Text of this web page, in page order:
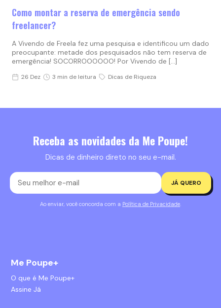
Como montar a reserva de emergência sendo
freelancer?
A Vivendo de Freela fez uma pesquisa e identificou um dado
preocupante: metade dos pesquisados não tem reserva de
emergência! SOCORROOOOOO! Por Vivendo de […]
26 Dez 3 min de leitura Dicas de Riqueza
Receba as novidades da Me Poupe!
Dicas de dinheiro direto no seu e-mail.
JÁ QUERO
Ao enviar, você concorda com a Política de Privacidade
Me Poupe+
O que é Me Poupe+
Assine Já